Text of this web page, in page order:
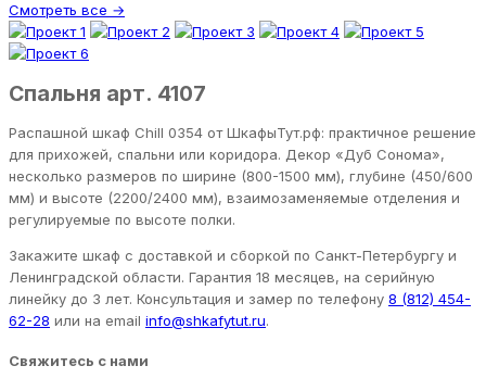
Смотреть все →
Спальня арт. 4107
Распашной шкаф Chill 0354 от ШкафыТут.рф: практичное решение
для прихожей, спальни или коридора. Декор «Дуб Сонома»,
несколько размеров по ширине (800-1500 мм), глубине (450/600
мм) и высоте (2200/2400 мм), взаимозаменяемые отделения и
регулируемые по высоте полки.
Закажите шкаф с доставкой и сборкой по Санкт-Петербургу и
Ленинградской области. Гарантия 18 месяцев, на серийную
линейку до 3 лет. Консультация и замер по телефону 8 (812) 454-
62-28 или на email info@shkafytut.ru.
Свяжитесь с нами